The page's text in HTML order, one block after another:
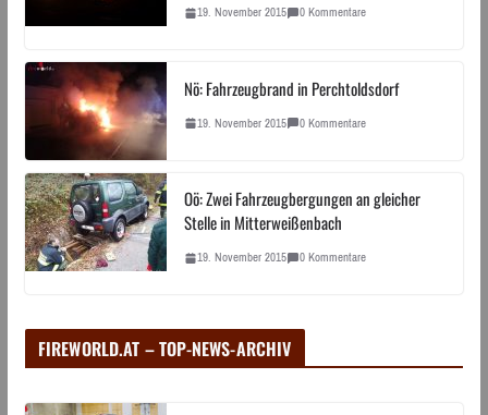
19. November 2015 0 Kommentare
Nö: Fahrzeugbrand in Perchtoldsdorf
19. November 2015 0 Kommentare
Oö: Zwei Fahrzeugbergungen an gleicher
Stelle in Mitterweißenbach
19. November 2015 0 Kommentare
FIREWORLD.AT – TOP-NEWS-ARCHIV